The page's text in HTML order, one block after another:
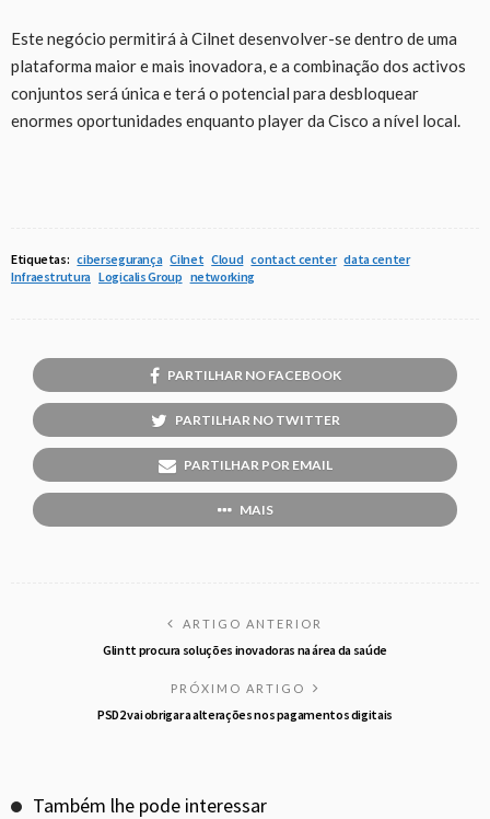
Este negócio permitirá à Cilnet desenvolver-se dentro de uma
plataforma maior e mais inovadora, e a combinação dos activos
conjuntos será única e terá o potencial para desbloquear
enormes oportunidades enquanto player da Cisco a nível local.
Etiquetas: cibersegurança Cilnet Cloud contact center data center
Infraestrutura Logicalis Group networking
PARTILHAR NO FACEBOOK
PARTILHAR NO TWITTER
PARTILHAR POR EMAIL
MAIS
ARTIGO ANTERIOR
Glintt procura soluções inovadoras na área da saúde
PRÓXIMO ARTIGO
PSD2 vai obrigar a alterações nos pagamentos digitais
Também lhe pode interessar